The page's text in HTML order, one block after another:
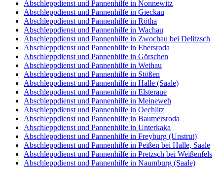
Abschleppdienst und Pannenhilfe in Nonnewitz
Abschleppdienst und Pannenhilfe in Gieckau
Abschleppdienst und Pannenhilfe in Rötha
Abschleppdienst und Pannenhilfe in Wachau
Abschleppdienst und Pannenhilfe in Zwochau bei Delitzsch
Abschleppdienst und Pannenhilfe in Ebersroda
Abschleppdienst und Pannenhilfe in Görschen
Abschleppdienst und Pannenhilfe in Wethau
Abschleppdienst und Pannenhilfe in Stößen
Abschleppdienst und Pannenhilfe in Halle (Saale)
Abschleppdienst und Pannenhilfe in Elsteraue
Abschleppdienst und Pannenhilfe in Meineweh
Abschleppdienst und Pannenhilfe in Oechlitz
Abschleppdienst und Pannenhilfe in Baumersroda
Abschleppdienst und Pannenhilfe in Unterkaka
Abschleppdienst und Pannenhilfe in Freyburg (Unstrut)
Abschleppdienst und Pannenhilfe in Peißen bei Halle, Saale
Abschleppdienst und Pannenhilfe in Pretzsch bei Weißenfels
Abschleppdienst und Pannenhilfe in Naumburg (Saale)